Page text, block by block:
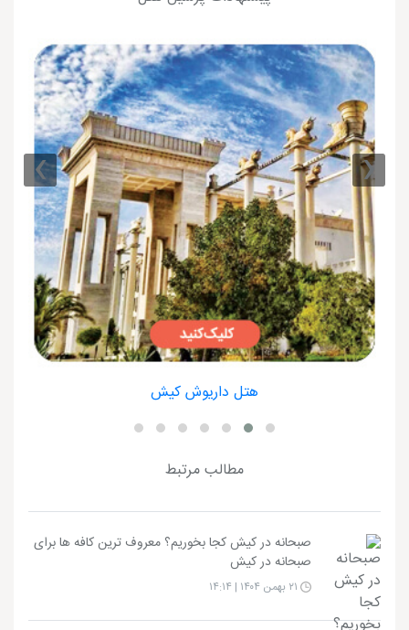
هتل داریوش کیش
‹
›
مطالب مرتبط
صبحانه در کیش کجا بخوریم؟ معروف ترین کافه ها برای
صبحانه در کیش